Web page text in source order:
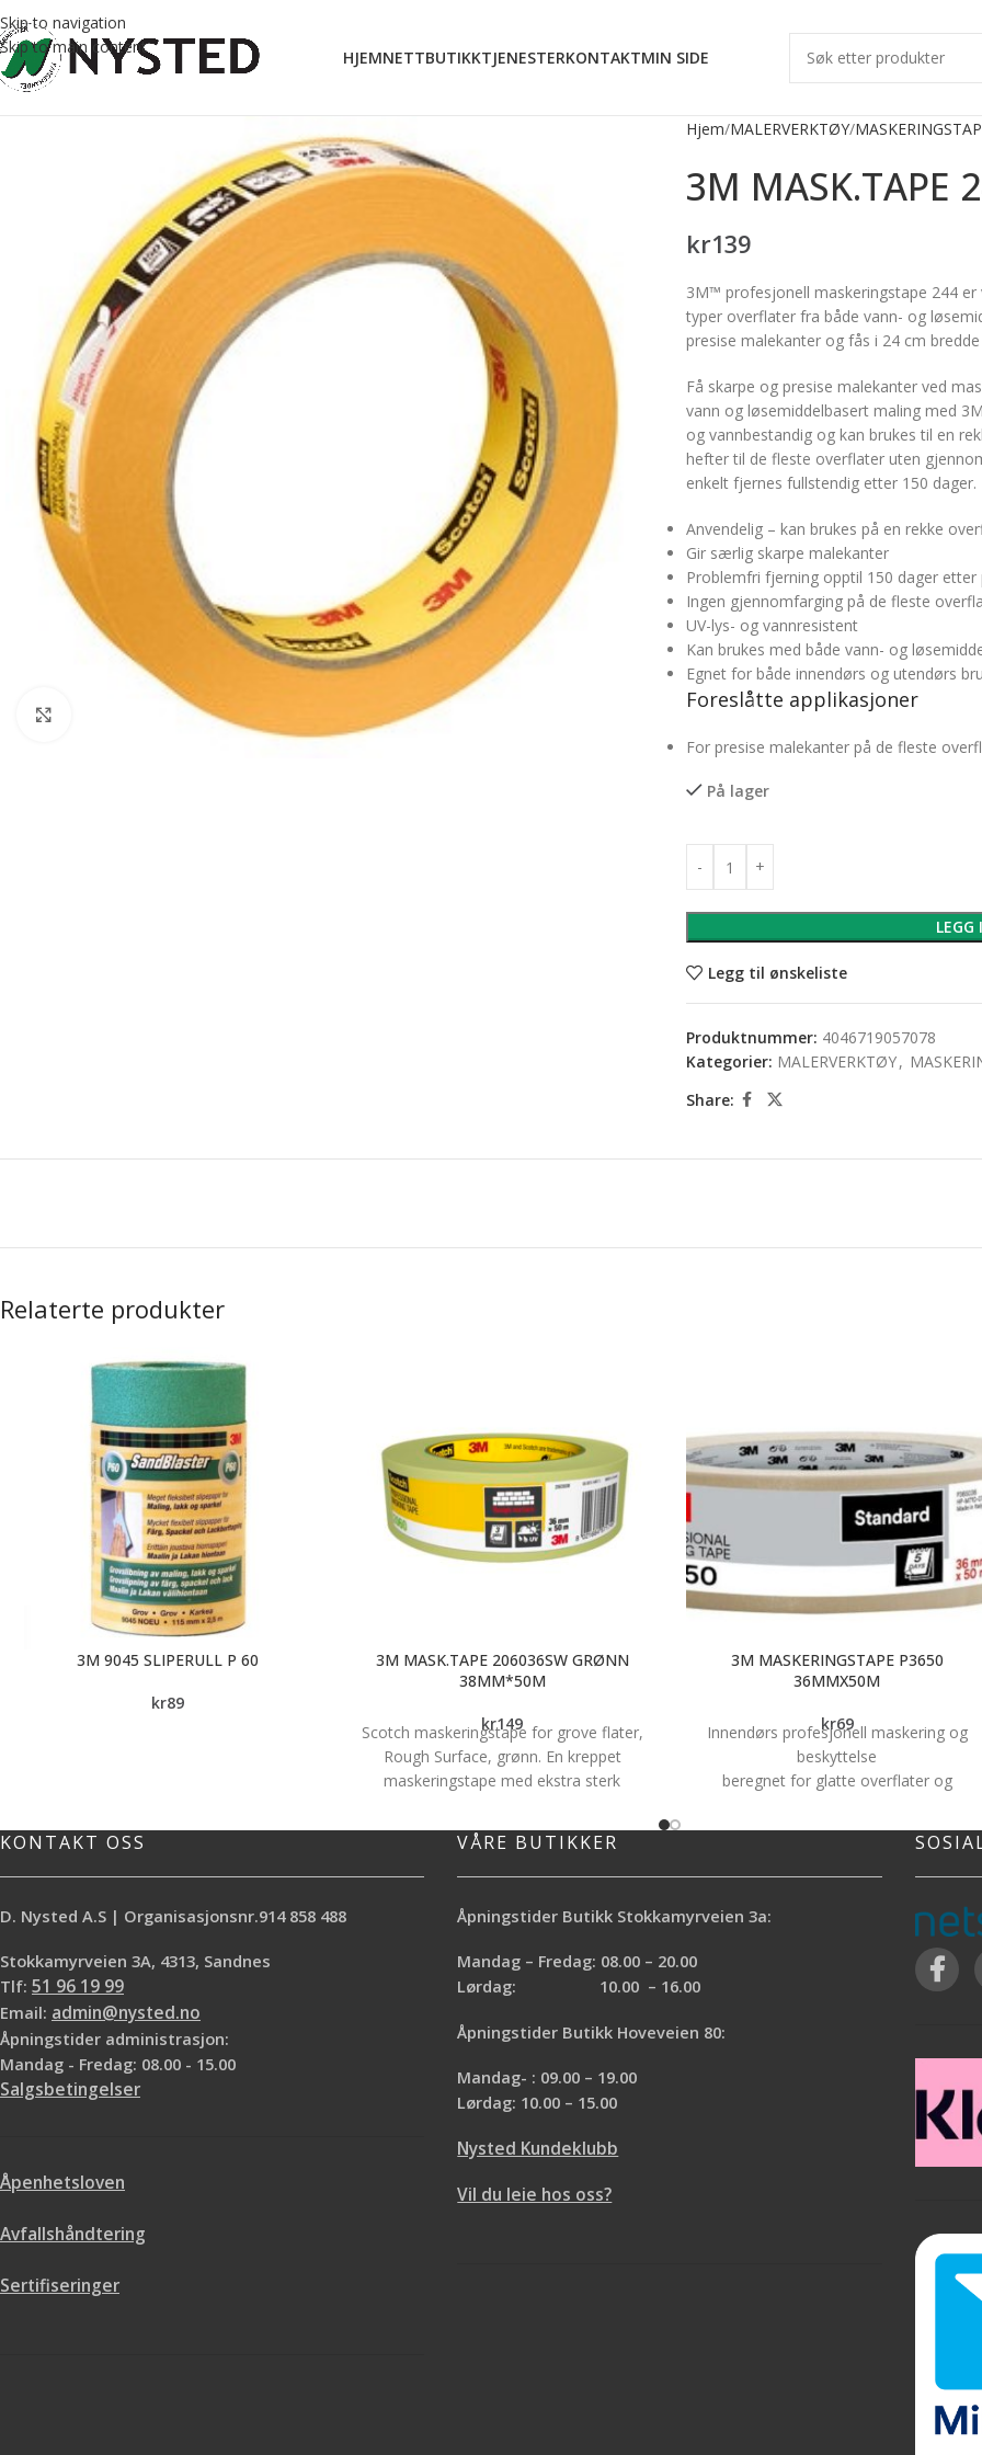
Skip to navigation
Skip to main content
HJEMNETTBUTIKKTJENESTERKONTAKTMIN SIDE
Hjem MALERVERKTØY
3M MASK.TAPE
kr139
3M™ profesjonell maskeringstape 244
typer overflater fra både vann- og
presise malekanter og fås i 24 cm
Få skarpe og presise malekanter ved
vann og løsemiddelbasert maling med
og vannbestandig og kan brukes til en
hefter til de fleste overflater uten
enkelt fjernes fullstendig etter 150 dager.
Anvendelig – kan brukes på en rekke
Gir særlig skarpe malekanter
Problemfri fjerning opptil 150 dager etter
Ingen gjennomfarging på de fleste
UV-lys- og vannresistent
Kan brukes med både vann- og
Egnet for både innendørs og utendørs
Foreslåtte applikasjoner
For presise malekanter på de fleste
På lager
LEGG
Legg til ønskeliste
Produktnummer: 4046719057078
Kategorier: MALERVERKTØY,
Share:
Relaterte produkter
3M 9045 SLIPERULL P 60
kr89
3M MASK.TAPE 206036SW GRØNN
38MM*50M
kr149
Scotch maskeringstape for grove flater,
Rough Surface, grønn. En kreppet
maskeringstape med ekstra sterk
grove flater som sandstein, klinker,
betong, murpuss og grovt tre. Kan stå
montert inntil 3 dager uten å etterlate
3M MASKERINGSTAPE P3650
36MMX50M
kr69
Innendørs profesjonell maskering og
beskyttelse
beregnet for glatte overflater og
Middels høy klebeevne
Kan fjernes uten limrester opptil fem
dager etter påføring
3M™ profesjonell maskeringstape P3650
er vår profesjonelle malertape med
medium vedheft for bruk på glatte
overflater og overflater med litt tekstur.
opptil fem dager etter påføring. Den er 36
Beskytt eller masker glatte overflater og
overflater med litt tekstur under maling
fem dager etter påføring. Den er ideell
maskering av innendørs overflater.
KONTAKT OSS
D. Nysted A.S | Organisasjonsnr.914 858 488
Stokkamyrveien 3A, 4313, Sandnes
Tlf: 51 96 19 99
Email: admin@nysted.no
Åpningstider administrasjon:
Mandag - Fredag: 08.00 - 15.00
Salgsbetingelser
Åpenhetsloven
Avfallshåndtering
Sertifiseringer
VÅRE BUTIKKER
Åpningstider Butikk Stokkamyrveien 3a:
Mandag – Fredag: 08.00 – 20.00
Lørdag: 10.00 – 16.00
Åpningstider Butikk Hoveveien 80:
Mandag- : 09.00 – 19.00
Lørdag: 10.00 – 15.00
Nysted Kundeklubb
Vil du leie hos oss?